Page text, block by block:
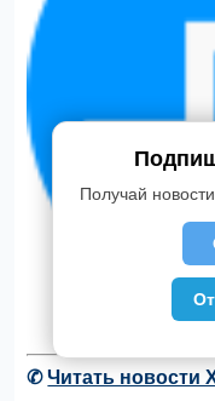
✆Читать новости
Получай